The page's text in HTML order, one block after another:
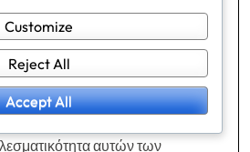
κεντρικός αμυντικός
να καλύψει έναν συμπαίκτη που
τη θέση του ή μπορεί να
έναν προχωρημένο
αυτών των
Customize
Reject All
Accept All